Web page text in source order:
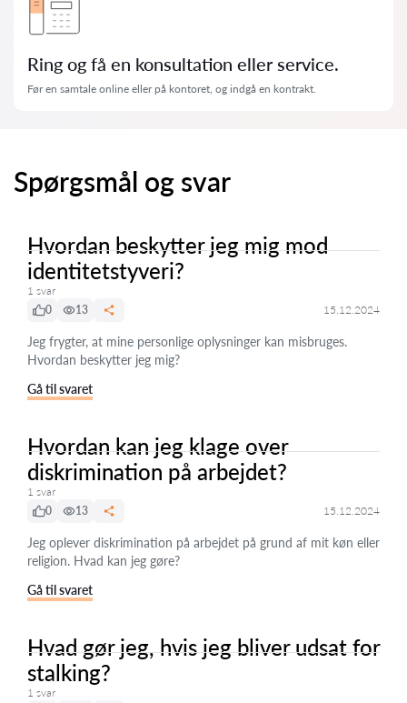
Ring og få en konsultation eller service.
Før en samtale online eller på kontoret, og indgå en kontrakt.
Spørgsmål og svar
Hvordan beskytter jeg mig mod
identitetstyveri?
1 svar
0
13 15.12.2024
Jeg frygter, at mine personlige oplysninger kan misbruges.
Hvordan beskytter jeg mig?
Gå til svaret
Hvordan kan jeg klage over
diskrimination på arbejdet?
1 svar
0
13 15.12.2024
Jeg oplever diskrimination på arbejdet på grund af mit køn eller
religion. Hvad kan jeg gøre?
Gå til svaret
Hvad gør jeg, hvis jeg bliver udsat for
stalking?
1 svar